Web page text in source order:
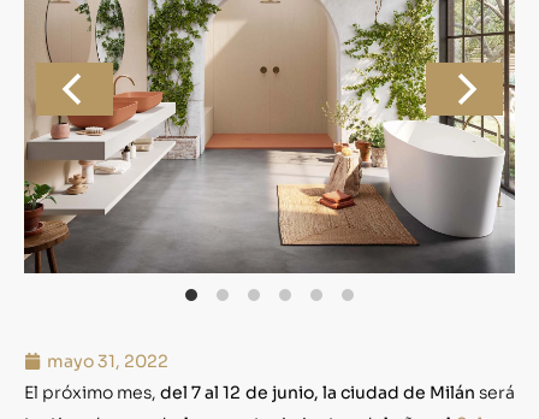
mayo 31, 2022
El próximo mes,del 7 al 12 de junio, la ciudad de Milánserá